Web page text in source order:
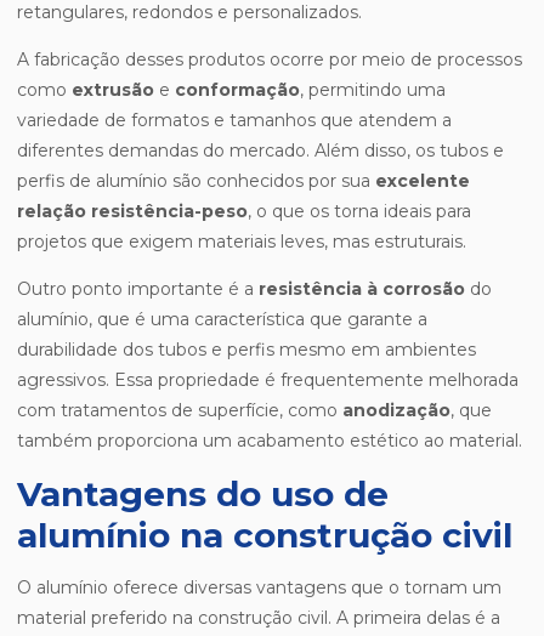
retangulares, redondos e personalizados.
A fabricação desses produtos ocorre por meio de processos
como extrusão e conformação, permitindo uma
variedade de formatos e tamanhos que atendem a
diferentes demandas do mercado. Além disso, os tubos e
perfis de alumínio são conhecidos por sua excelente
relação resistência-peso, o que os torna ideais para
projetos que exigem materiais leves, mas estruturais.
Outro ponto importante é a resistência à corrosão do
alumínio, que é uma característica que garante a
durabilidade dos tubos e perfis mesmo em ambientes
agressivos. Essa propriedade é frequentemente melhorada
com tratamentos de superfície, como anodização, que
também proporciona um acabamento estético ao material.
Vantagens do uso de
alumínio na construção civil
O alumínio oferece diversas vantagens que o tornam um
material preferido na construção civil. A primeira delas é a